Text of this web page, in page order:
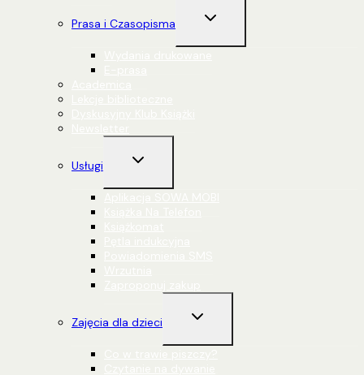
Prasa i Czasopisma
Przełącz
podrzędne
Usługi
Przełącz
podrzędne
Zajęcia dla dzieci
Przełącz
podrzędne